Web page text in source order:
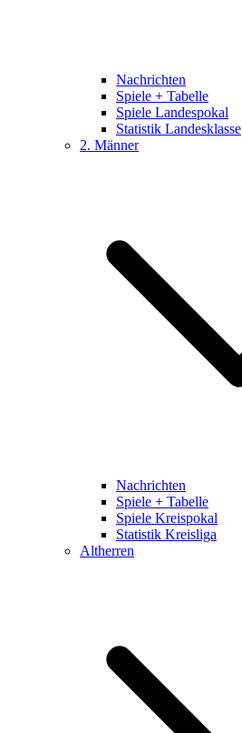
Nachrichten
Spiele + Tabelle
Spiele Landespokal
Statistik Landesklasse
2. Männer
Nachrichten
Spiele + Tabelle
Spiele Kreispokal
Statistik Kreisliga
Altherren